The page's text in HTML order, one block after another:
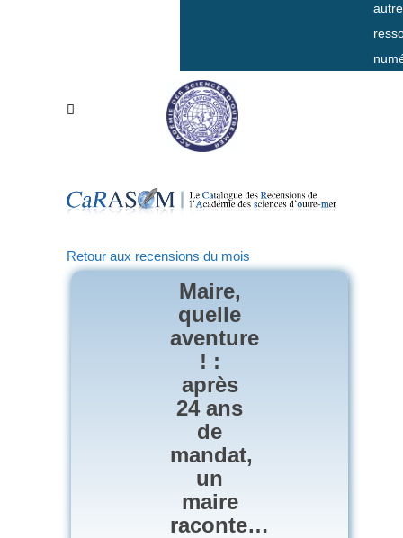
Retour aux recensions du mois
Maire,
quelle
aventure
! :
après
24 ans
de
mandat,
un
maire
raconte…